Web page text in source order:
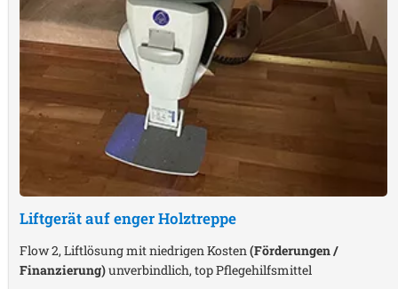
Liftgerät auf enger Holztreppe
Flow 2, Liftlösung mit niedrigen Kosten (Förderungen /
Finanzierung)unverbindlich, top Pflegehilfsmittel